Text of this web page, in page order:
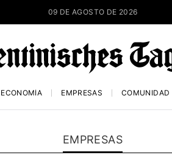
09 DE AGOSTO DE 2026
ECONOMÍA EMPRESAS COMUNIDAD
EMPRESAS